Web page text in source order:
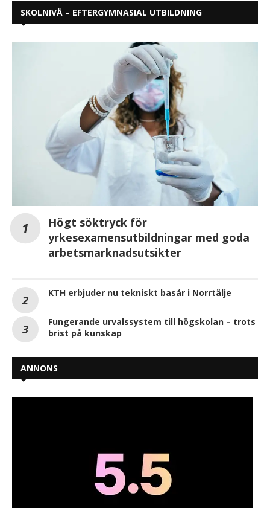
SKOLNIVÅ – EFTERGYMNASIAL UTBILDNING
Högt söktryck för
yrkesexamensutbildningar med goda
arbetsmarknadsutsikter
KTH erbjuder nu tekniskt basår i Norrtälje
Fungerande urvalssystem till högskolan – trots
brist på kunskap
ANNONS